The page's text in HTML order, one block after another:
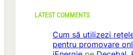
LATEST COMMENTS
Cum să utilizezi
pentru promovare